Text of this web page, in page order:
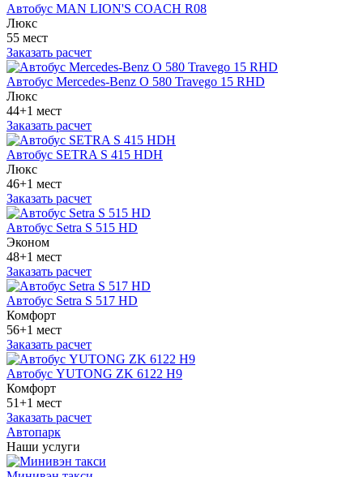
Автобус MAN LION'S COACH R08
Люкс
55 мест
Заказать расчет
Автобус Mercedes-Benz O 580 Travego 15 RHD
Люкс
44+1 мест
Заказать расчет
Автобус SETRA S 415 HDH
Люкс
46+1 мест
Заказать расчет
Автобус Setra S 515 HD
Эконом
48+1 мест
Заказать расчет
Автобус Setra S 517 HD
Комфорт
56+1 мест
Заказать расчет
Автобус YUTONG ZK 6122 H9
Комфорт
51+1 мест
Заказать расчет
Автопарк
Наши услуги